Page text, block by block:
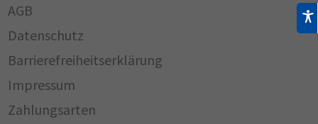
AGB
Datenschutz
Barrierefreiheitserklärung
Impressum
Zahlungsarten